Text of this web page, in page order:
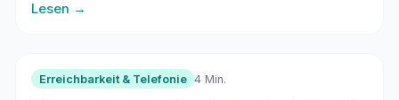
Lesen →
Erreichbarkeit & Telefonie 4 Min.